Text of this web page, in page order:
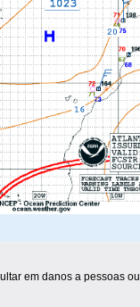
em danos a pessoas ou